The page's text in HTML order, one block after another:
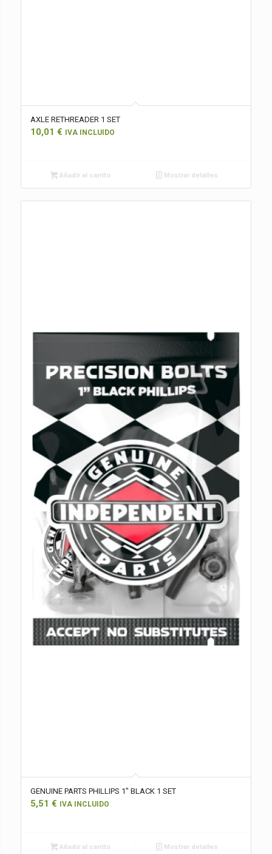
AXLE RETHREADER 1 SET
10,01 € IVA INCLUIDO
Añadir al carrito Mostrar detalles
GENUINE PARTS PHILLIPS 1″ BLACK 1 SET
5,51 € IVA INCLUIDO
Añadir al carrito Mostrar detalles